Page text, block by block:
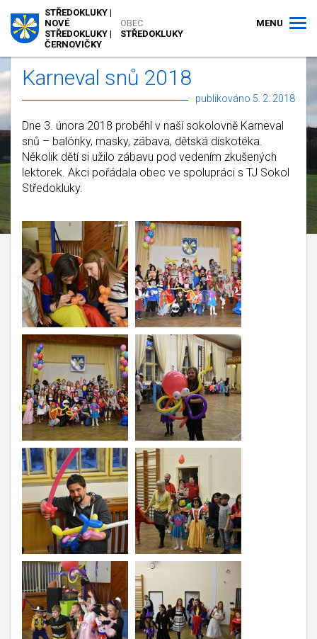
OBEC
STŘEDOKLUKY
STŘEDOKLUKY |
NOVÉ
STŘEDOKLUKY |
ČERNOVIČKY
MENU
Karneval snů 2018
publikováno 5. 2. 2018
Dne 3. února 2018 proběhl v naší sokolovně Karneval
snů – balónky, masky, zábava, dětská diskotéka.
Několik dětí si užilo zábavu pod vedením zkušených
lektorek. Akci pořádala obec ve spolupráci s TJ Sokol
Středokluky.